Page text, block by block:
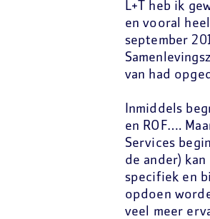
L+T heb ik
en vooral
september
van had
Inmiddels
en ROF….
Services
de ander)
specifiek en
opdoen
veel meer